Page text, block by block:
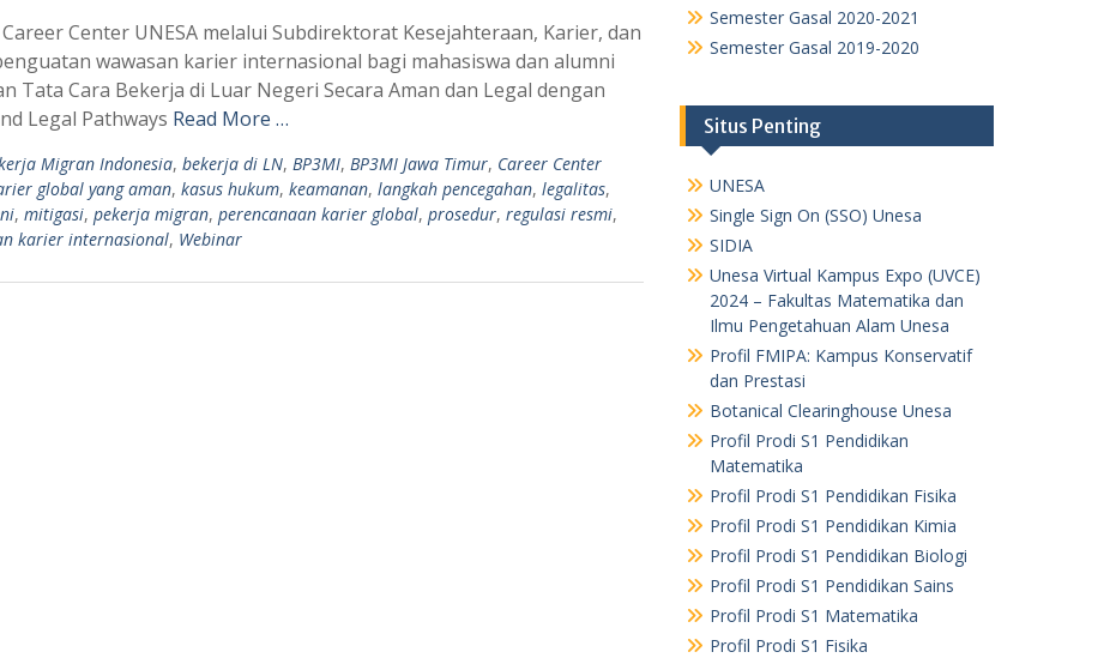
Center UNESA melalui Subdirektorat Kesejahteraan, Karier, dan
wawasan karier internasional bagi mahasiswa dan alumni
Tata Cara Bekerja di Luar Negeri Secara Aman dan Legal dengan
Legal Pathways Read More …
Migran Indonesia, bekerja di LN, BP3MI, BP3MI Jawa Timur, Career Center
global yang aman, kasus hukum, keamanan, langkah pencegahan, legalitas,
, mitigasi, pekerja migran, perencanaan karier global, prosedur, regulasi resmi,
karier internasional, Webinar
Semester Gasal 2020-2021
Semester Gasal 2019-2020
Situs Penting
UNESA
Single Sign On (SSO) Unesa
SIDIA
Unesa Virtual Kampus Expo (UVCE)
2024 – Fakultas Matematika dan
Ilmu Pengetahuan Alam Unesa
Profil FMIPA: Kampus Konservatif
dan Prestasi
Botanical Clearinghouse Unesa
Profil Prodi S1 Pendidikan
Matematika
Profil Prodi S1 Pendidikan Fisika
Profil Prodi S1 Pendidikan Kimia
Profil Prodi S1 Pendidikan Biologi
Profil Prodi S1 Pendidikan Sains
Profil Prodi S1 Matematika
Profil Prodi S1 Fisika